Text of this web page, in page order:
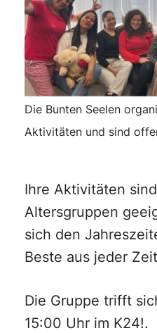
Die Bunten Seelen
Aktivitäten und sind
Ihre Aktivitäten
Altersgruppen
sich den
Beste aus jeder
Die Gruppe trifft
15:00 Uhr im K24!.